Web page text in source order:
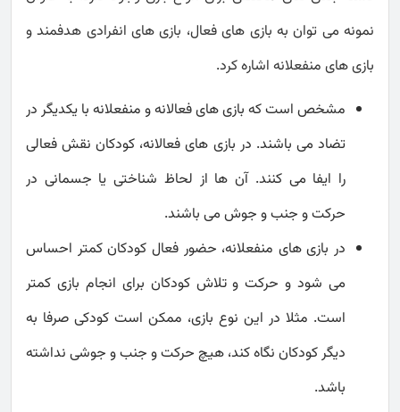
نمونه می توان به بازی های فعال، بازی های انفرادی هدفمند و
بازی های منفعلانه اشاره کرد.
مشخص است که بازی های فعالانه و منفعلانه با یکدیگر در
تضاد می باشند. در بازی های فعالانه، کودکان نقش فعالی
را ایفا می کنند. آن ها از لحاظ شناختی یا جسمانی در
حرکت و جنب و جوش می باشند.
در بازی های منفعلانه، حضور فعال کودکان کمتر احساس
می شود و حرکت و تلاش کودکان برای انجام بازی کمتر
است. مثلا در این نوع بازی، ممکن است کودکی صرفا به
دیگر کودکان نگاه کند، هیچ حرکت و جنب و جوشی نداشته
باشد.